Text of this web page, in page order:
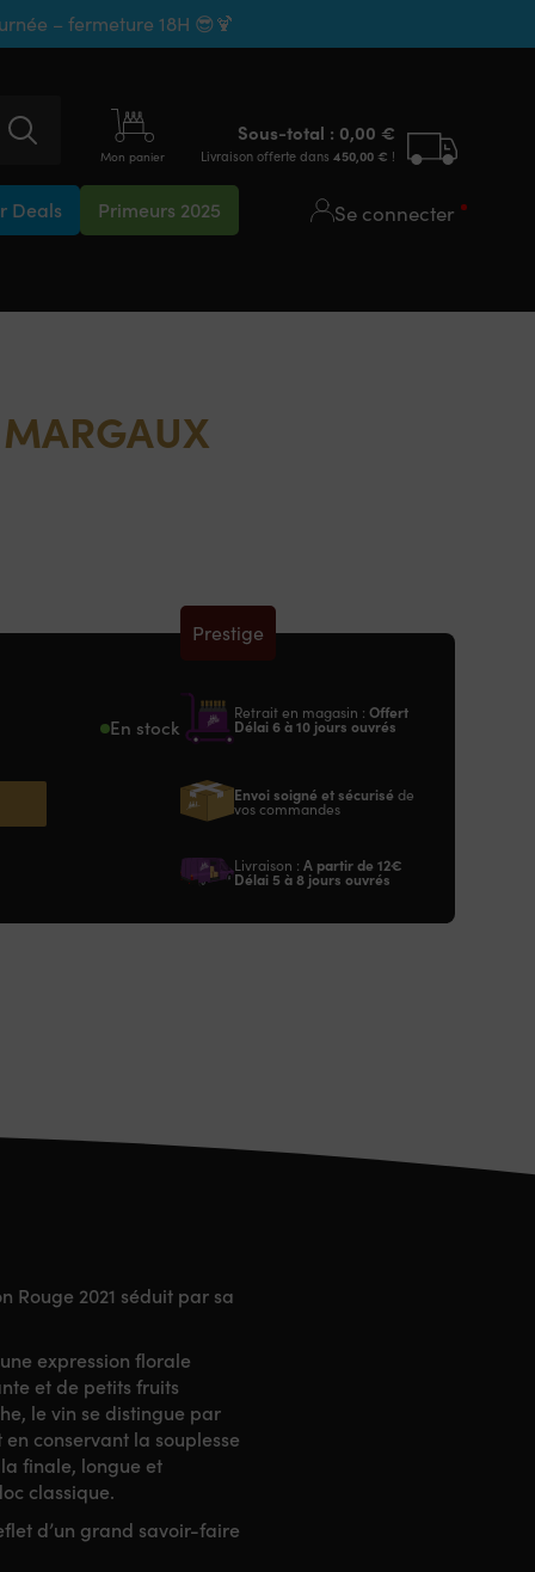
– fermeture 18H 😎🍹
Mon panier
Sous-total : 0,00 €
Livraison offerte dans 450,00 € !
Deals Primeurs 2025 Se connecter
En stock
Prestige
Retrait en magasin : Offert
Délai 6 à 10 jours ouvrés
Envoi soigné et sécurisé de
vos commandes
Livraison : A partir de 12€
Délai 5 à 8 jours ouvrés
Rouge 2021 séduit par sa
expression florale
et de petits fruits
le vin se distingue par
conservant la souplesse
finale, longue et
classique.
d’un grand savoir-faire